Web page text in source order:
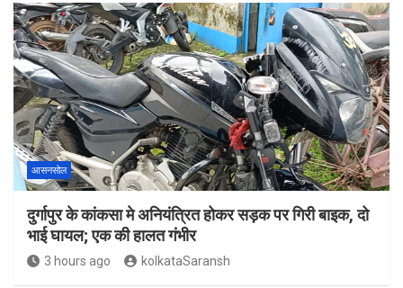
आसनसोल
दुर्गापुर के कांकसा मे अनियंत्रित होकर सड़क पर गिरी बाइक, दो
भाई घायल; एक की हालत गंभीर
3 hours ago kolkataSaransh